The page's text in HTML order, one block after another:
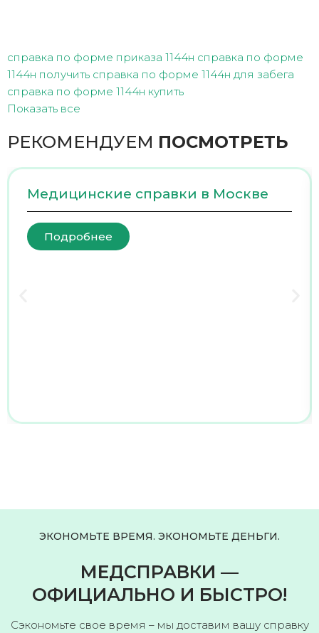
справка по форме приказа 1144н справка по форме
1144н получить справка по форме 1144н для забега
справка по форме 1144н купить
Показать все
РЕКОМЕНДУЕМ ПОСМОТРЕТЬ
Медицинские справки в Москве
Подробнее
ЭКОНОМЬТЕ ВРЕМЯ. ЭКОНОМЬТЕ ДЕНЬГИ.
МЕДСПРАВКИ —
ОФИЦИАЛЬНО И БЫСТРО!
Сэкономьте свое время – мы доставим вашу справку